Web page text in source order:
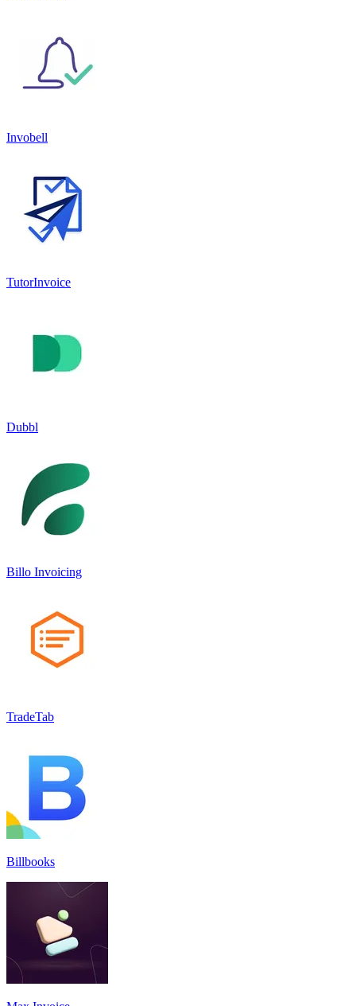
Invobell
TutorInvoice
Dubbl
Billo Invoicing
TradeTab
Billbooks